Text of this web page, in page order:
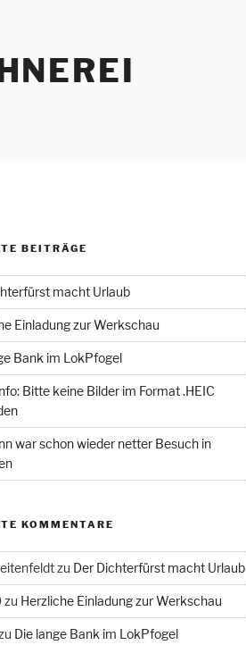
BEITRÄGE
macht Urlaub
Einladung zur Werkschau
Bank im LokPfogel
Bitte keine Bilder im Format .HEIC
war schon wieder netter Besuch in
KOMMENTARE
zu Der Dichterfürst macht Urlaub
zu Herzliche Einladung zur Werkschau
Die lange Bank im LokPfogel